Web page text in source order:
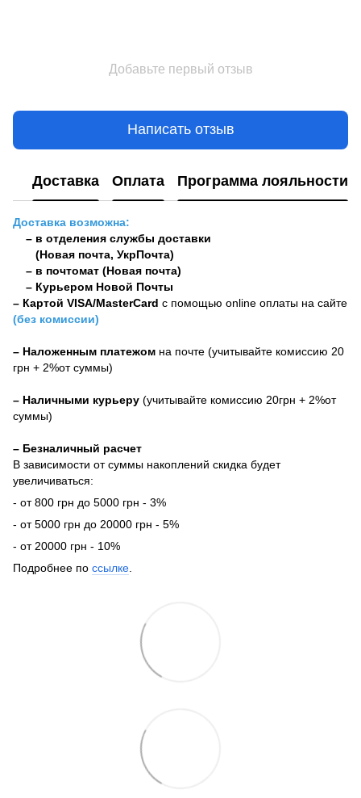
Добавьте первый отзыв
Написать отзыв
Доставка Оплата Программа лояльности
Доставка возможна:
– в отделения службы доставки
(Новая почта, УкрПочта)
– в почтомат (Новая почта)
– Курьером Новой Почты
– Картой VISA/MasterCard с помощью online оплаты на сайте
(без комиссии)
– Наложенным платежом на почте (учитывайте комиссию 20
грн + 2%от суммы)
– Наличными курьеру (учитывайте комиссию 20грн + 2%от
суммы)
– Безналичный расчет
В зависимости от суммы накоплений скидка будет
увеличиваться:
- от 800 грн до 5000 грн - 3%
- от 5000 грн до 20000 грн - 5%
- от 20000 грн - 10%
Подробнее по ссылке